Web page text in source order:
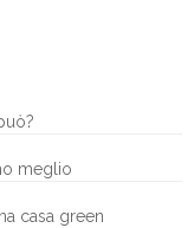
meglio
casa green